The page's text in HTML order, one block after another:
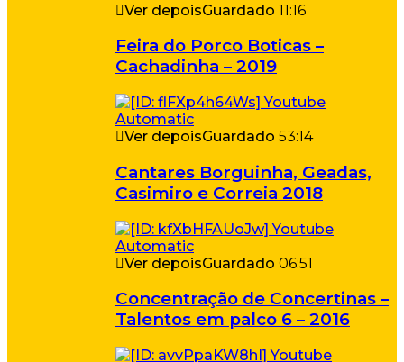
Ver depoisGuardado 11:16
Feira do Porco Boticas –
Cachadinha – 2019
Ver depoisGuardado 53:14
Cantares Borguinha, Geadas,
Casimiro e Correia 2018
Ver depoisGuardado 06:51
Concentração de Concertinas –
Talentos em palco 6 – 2016